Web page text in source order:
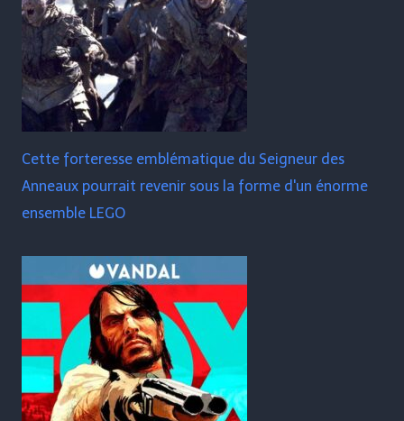
Cette forteresse emblématique du Seigneur des
Anneaux pourrait revenir sous la forme d'un énorme
ensemble LEGO